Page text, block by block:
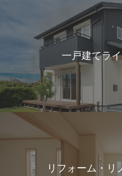
一戸建てラ
リフォーム・リ